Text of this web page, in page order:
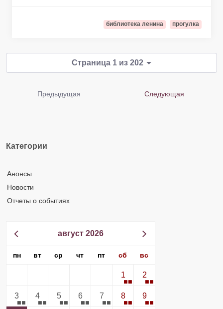
библиотека ленина прогулка
Страница 1 из 202
Предыдущая Следующая
Категории
Анонсы
Новости
Отчеты о событиях
август 2026
пн вт ср чт пт сб вс
1 2
3 4 5 6 7 8 9